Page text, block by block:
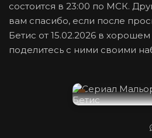
состоится в 23:00 по МСК.
вам спасибо, если после
Бетис от 15.02.2026 в
поделитесь с ними своими